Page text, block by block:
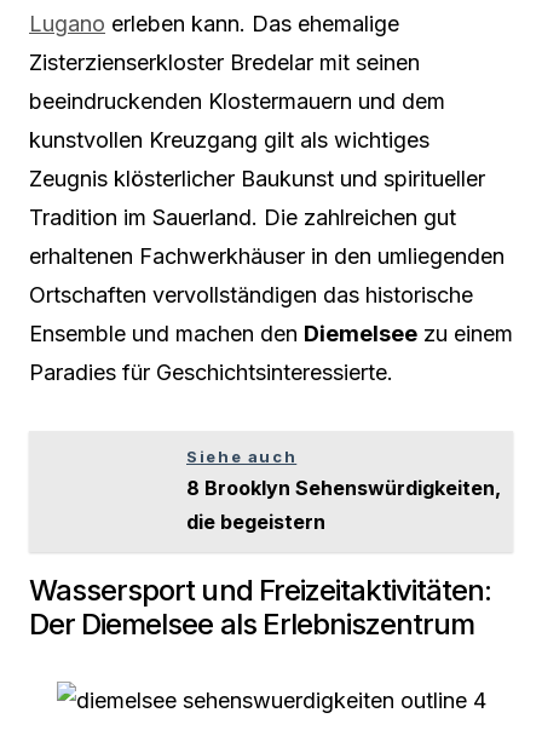
Lugano erleben kann. Das ehemalige
Zisterzienserkloster Bredelar mit seinen
beeindruckenden Klostermauern und dem
kunstvollen Kreuzgang gilt als wichtiges
Zeugnis klösterlicher Baukunst und spiritueller
Tradition im Sauerland. Die zahlreichen gut
erhaltenen Fachwerkhäuser in den umliegenden
Ortschaften vervollständigen das historische
Ensemble und machen den Diemelsee zu einem
Paradies für Geschichtsinteressierte.
Siehe auch
8 Brooklyn Sehenswürdigkeiten,
die begeistern
Wassersport und Freizeitaktivitäten:
Der Diemelsee als Erlebniszentrum